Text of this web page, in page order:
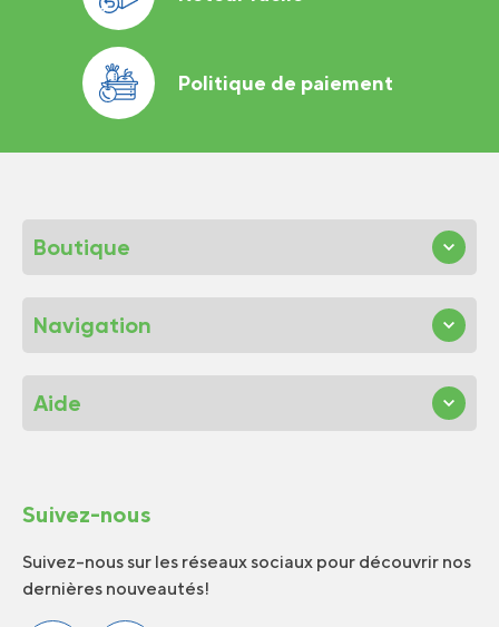
Politique de paiement
Boutique
Navigation
Aide
Suivez-nous
Suivez-nous sur les réseaux sociaux pour découvrir nos
dernières nouveautés!